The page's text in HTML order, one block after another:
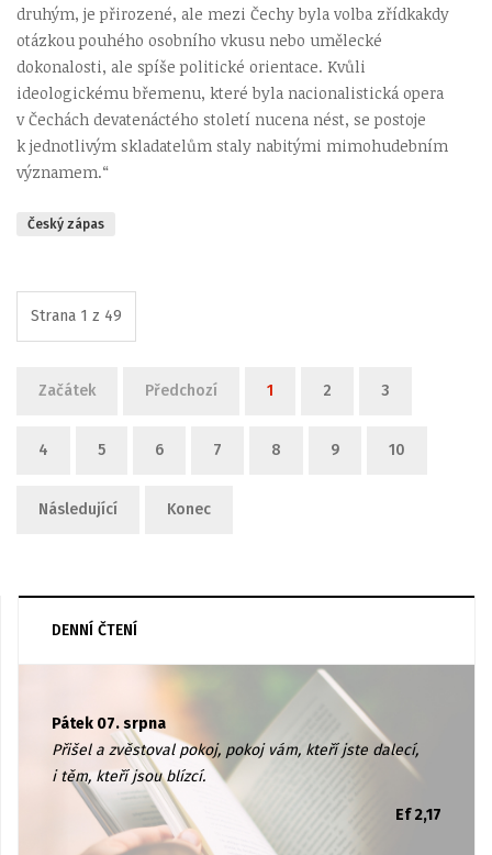
druhým, je přirozené, ale mezi Čechy byla volba zřídkakdy
otázkou pouhého osobního vkusu nebo umělecké
dokonalosti, ale spíše politické orientace. Kvůli
ideologickému břemenu, které byla nacionalistická opera
v Čechách devatenáctého století nucena nést, se postoje
k jednotlivým skladatelům staly nabitými mimohudebním
významem.“
Český zápas
Strana 1 z 49
Začátek Předchozí 1 2 3
4 5 6 7 8 9 10
Následující Konec
DENNÍ ČTENÍ
Pátek 07. srpna
Přišel a zvěstoval pokoj, pokoj vám, kteří jste dalecí,
i těm, kteří jsou blízcí.
Ef 2,17